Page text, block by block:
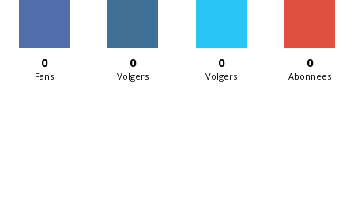
0
Fans
0
Volgers
0
Volgers
0
Abonnees